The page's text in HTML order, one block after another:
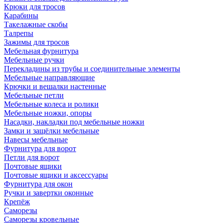
Крюки для тросов
Карабины
Такелажные скобы
Талрепы
Зажимы для тросов
Мебельная фурнитура
Мебельные ручки
Перекладины из трубы и соединительные элементы
Мебельные направляющие
Крючки и вешалки настенные
Мебельные петли
Мебельные колеса и ролики
Мебельные ножки, опоры
Насадки, накладки под мебельные ножки
Замки и защёлки мебельные
Навесы мебельные
Фурнитура для ворот
Петли для ворот
Почтовые ящики
Почтовые ящики и аксессуары
Фурнитура для окон
Ручки и завертки оконные
Крепёж
Саморезы
Саморезы кровельные